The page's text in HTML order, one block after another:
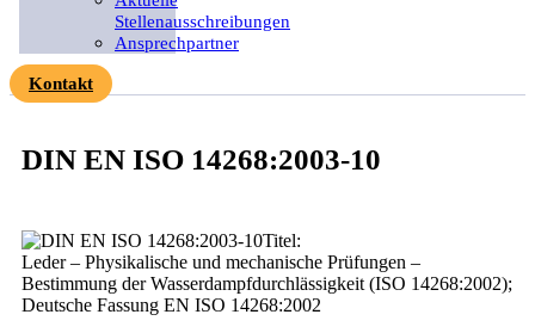
Stellenausschreibungen
Ansprechpartner
Kontakt
DIN EN ISO 14268:2003-10
Titel:
Leder – Physikalische und mechanische Prüfungen –
Bestimmung der Wasserdampfdurchlässigkeit (ISO 14268:2002);
Deutsche Fassung EN ISO 14268:2002